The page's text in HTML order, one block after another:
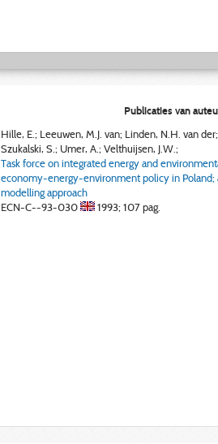
Publicaties van
Hille, E.; Leeuwen, M.J. van; Linden, N.H. van
Szukalski, S.; Umer, A.; Velthuijsen, J.W.;
Task force on integrated energy and
economy-energy-environment policy in Poland;
modelling approach
ECN-C--93-030
1993; 107 pag.